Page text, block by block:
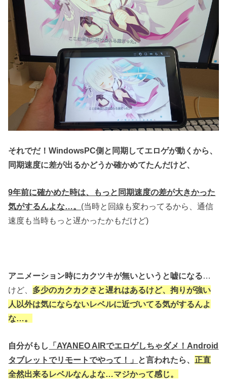
それでだ！WindowsPC側と同期してエロゲが動くから、
同期速度に差が出るかどうか確かめてたんだけど、
9年前に確かめた時は、もっと同期速度の差が大きかった
気がするんよな…。 (当時と回線も変わってるから、通信
速度も当時もっと遅かったかもだけど)
アニメーション時にカクツキが無いというと嘘になる…
けど、 多少のカクカクさと遅れはあるけど、拘りが強い
人以外は気にならないレベルに近づいてる気がするんよ
な…。
自分がもし
「AYANEO AIRでエロゲしちゃダメ！Android
タブレットでリモートでやって！」 と言われたら、 正直
全然出来るレベルなんよな…マジかって感じ。